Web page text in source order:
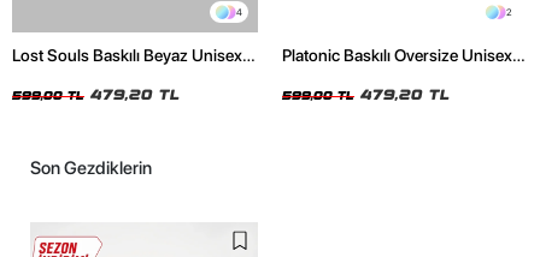
4
Lost Souls Baskılı Beyaz Unisex
599,00 TL 479,20 TL
2
Platonic Baskılı Oversize Unisex
599,00 TL 479,20 TL
Son Gezdiklerin